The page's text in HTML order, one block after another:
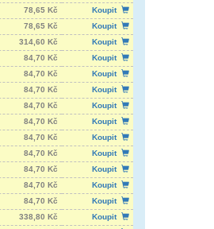
78,65 Kč
Koupit
78,65 Kč
Koupit
314,60 Kč
Koupit
84,70 Kč
Koupit
84,70 Kč
Koupit
84,70 Kč
Koupit
84,70 Kč
Koupit
84,70 Kč
Koupit
84,70 Kč
Koupit
84,70 Kč
Koupit
84,70 Kč
Koupit
84,70 Kč
Koupit
84,70 Kč
Koupit
338,80 Kč
Koupit